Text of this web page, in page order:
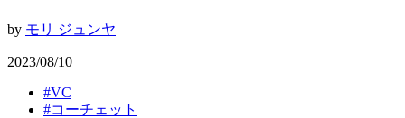
by モリ ジュンヤ
2023/08/10
#VC
#コーチェット